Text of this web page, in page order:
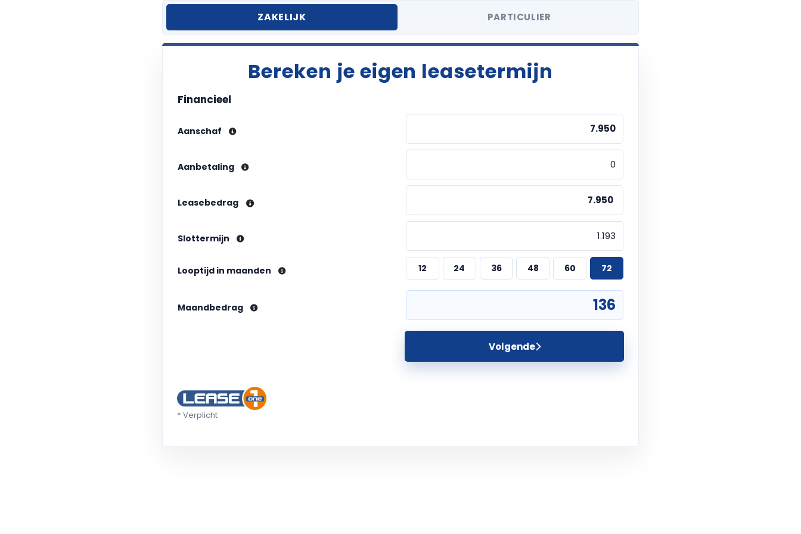
ZAKELIJK PARTICULIER
Bereken je eigen leasetermijn
Financieel
Aanschaf
Aanbetaling
Leasebedrag
Slottermijn
Looptijd in maanden 12 24 36 48 60 72
Maandbedrag
Volgende
* Verplicht